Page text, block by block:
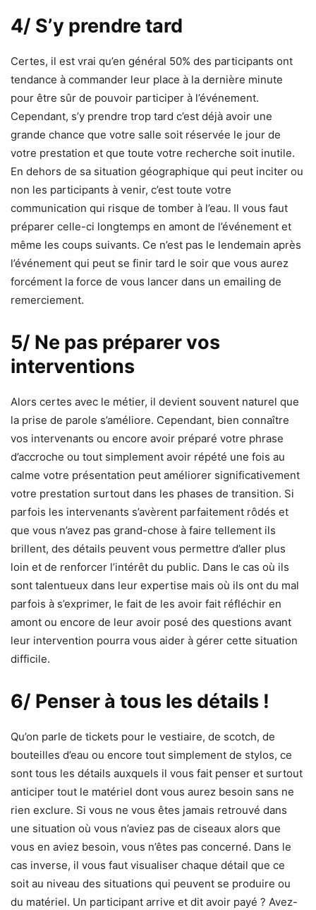
4/ S’y prendre tard
Certes, il est vrai qu’en général 50% des participants ont
tendance à commander leur place à la dernière minute
pour être sûr de pouvoir participer à l’événement.
Cependant, s’y prendre trop tard c’est déjà avoir une
grande chance que votre salle soit réservée le jour de
votre prestation et que toute votre recherche soit inutile.
En dehors de sa situation géographique qui peut inciter ou
non les participants à venir, c’est toute votre
communication qui risque de tomber à l’eau. Il vous faut
préparer celle-ci longtemps en amont de l’événement et
même les coups suivants. Ce n’est pas le lendemain après
l’événement qui peut se finir tard le soir que vous aurez
forcément la force de vous lancer dans un emailing de
remerciement.
5/ Ne pas préparer vos
interventions
Alors certes avec le métier, il devient souvent naturel que
la prise de parole s’améliore. Cependant, bien connaître
vos intervenants ou encore avoir préparé votre phrase
d’accroche ou tout simplement avoir répété une fois au
calme votre présentation peut améliorer significativement
votre prestation surtout dans les phases de transition. Si
parfois les intervenants s’avèrent parfaitement rôdés et
que vous n’avez pas grand-chose à faire tellement ils
brillent, des détails peuvent vous permettre d’aller plus
loin et de renforcer l’intérêt du public. Dans le cas où ils
sont talentueux dans leur expertise mais où ils ont du mal
parfois à s’exprimer, le fait de les avoir fait réfléchir en
amont ou encore de leur avoir posé des questions avant
leur intervention pourra vous aider à gérer cette situation
difficile.
6/ Penser à tous les détails !
Qu’on parle de tickets pour le vestiaire, de scotch, de
bouteilles d’eau ou encore tout simplement de stylos, ce
sont tous les détails auxquels il vous fait penser et surtout
anticiper tout le matériel dont vous aurez besoin sans ne
rien exclure. Si vous ne vous êtes jamais retrouvé dans
une situation où vous n’aviez pas de ciseaux alors que
vous en aviez besoin, vous n’êtes pas concerné. Dans le
cas inverse, il vous faut visualiser chaque détail que ce
soit au niveau des situations qui peuvent se produire ou
du matériel. Un participant arrive et dit avoir payé ? Avez-